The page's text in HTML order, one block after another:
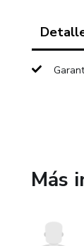
Más